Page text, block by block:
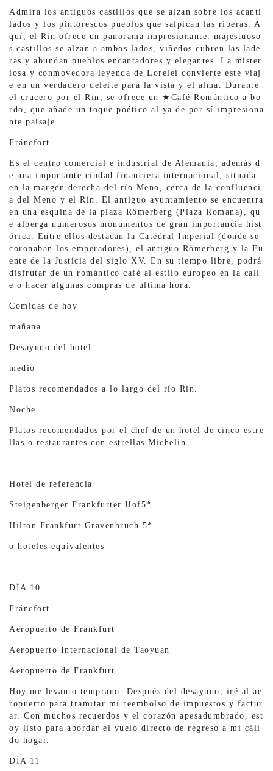
Admira los antiguos castillos que se alzan sobre los acanti
lados y los pintorescos pueblos que salpican las riberas. A
quí, el Rin ofrece un panorama impresionante: majestuoso
s castillos se alzan a ambos lados, viñedos cubren las lade
ras y abundan pueblos encantadores y elegantes. La mister
iosa y conmovedora leyenda de Lorelei convierte este viaj
e en un verdadero deleite para la vista y el alma. Durante
el crucero por el Rin, se ofrece un ★Café Romántico a bo
rdo, que añade un toque poético al ya de por sí impresiona
nte paisaje.
Fráncfort
Es el centro comercial e industrial de Alemania, además d
e una importante ciudad financiera internacional, situada
en la margen derecha del río Meno, cerca de la confluenci
a del Meno y el Rin. El antiguo ayuntamiento se encuentra
en una esquina de la plaza Römerberg (Plaza Romana), qu
e alberga numerosos monumentos de gran importancia hist
órica. Entre ellos destacan la Catedral Imperial (donde se
coronaban los emperadores), el antiguo Römerberg y la Fu
ente de la Justicia del siglo XV. En su tiempo libre, podrá
disfrutar de un romántico café al estilo europeo en la call
e o hacer algunas compras de última hora.
Comidas de hoy
mañana
Desayuno del hotel
medio
Platos recomendados a lo largo del río Rin.
Noche
Platos recomendados por el chef de un hotel de cinco estre
llas o restaurantes con estrellas Michelin.
Hotel de referencia
Steigenberger Frankfurter Hof5*
Hilton Frankfurt Gravenbruch 5*
o hoteles equivalentes
DÍA 10
Fráncfort
Aeropuerto de Frankfurt
Aeropuerto Internacional de Taoyuan
Aeropuerto de Frankfurt
Hoy me levanto temprano. Después del desayuno, iré al ae
ropuerto para tramitar mi reembolso de impuestos y factur
ar. Con muchos recuerdos y el corazón apesadumbrado, est
oy listo para abordar el vuelo directo de regreso a mi cáli
do hogar.
DÍA 11